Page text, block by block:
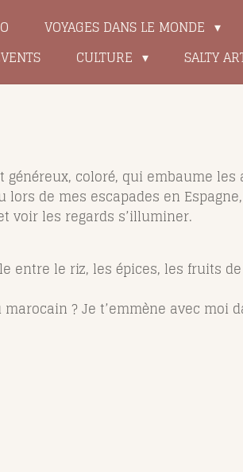
VOYAGES DANS LE MONDE
CULTURE SALTY
généreux, coloré, qui embaume
de mes escapades en
voir les regards s’illuminer.
entre le riz, les épices, les fruits
? Je t’emmène avec moi